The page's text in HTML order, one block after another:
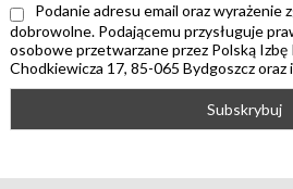
Podanie adresu email oraz wyrażenie
dobrowolne. Podającemu przysługuje
osobowe przetwarzane przez Polską Izbę
Chodkiewicza 17, 85-065 Bydgoszcz oraz